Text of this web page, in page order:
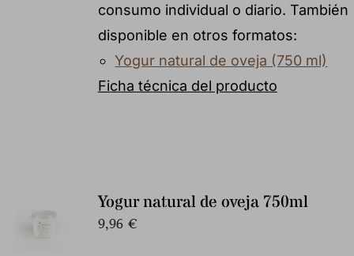
consumo individual o diario. También
disponible en otros formatos:
Yogur natural de oveja (750 ml)
Ficha técnica del producto
Yogur natural de oveja 750ml
9,96 €